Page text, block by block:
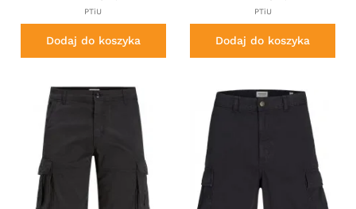
PTiU
Dodaj do koszyka
PTiU
Dodaj do koszyka